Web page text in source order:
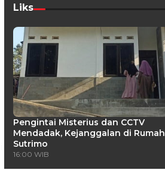
Liks
Pengintai Misterius dan CCTV
Mendadak, Kejanggalan di Rumah
Sutrimo
16:00 WIB